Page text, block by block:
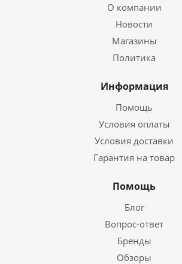
О компании
Новости
Магазины
Политика
Информация
Помощь
Условия оплаты
Условия доставки
Гарантия на товар
Помощь
Блог
Вопрос-ответ
Бренды
Обзоры